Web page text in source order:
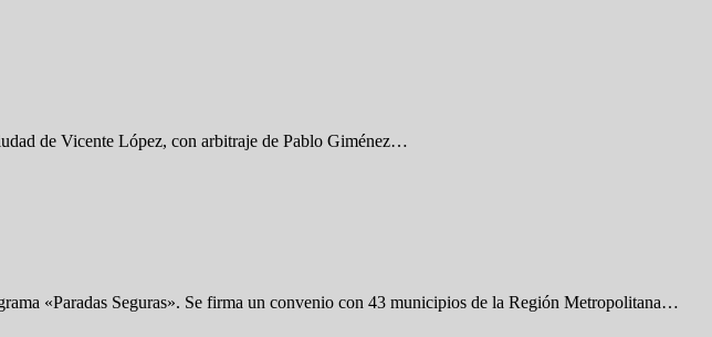
de Vicente López, con arbitraje de Pablo Giménez…
«Paradas Seguras». Se firma un convenio con 43 municipios de la Región Metropolitana…